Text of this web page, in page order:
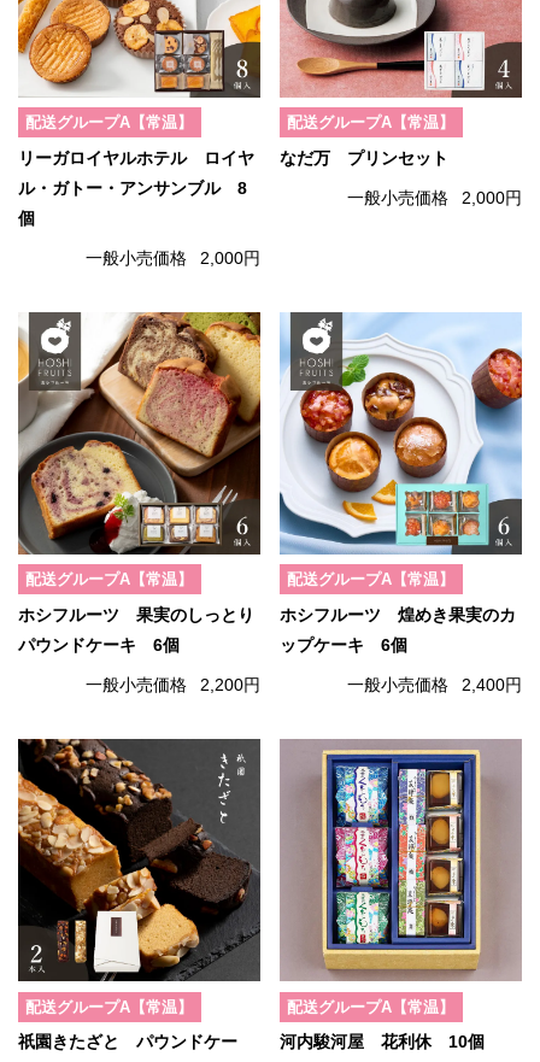
配送グループA【常温】
リーガロイヤルホテル ロイヤ
ル・ガトー・アンサンブル 8
個
一般小売価格 2,000円
配送グループA【常温】
なだ万 プリンセット
一般小売価格 2,000円
配送グループA【常温】
ホシフルーツ 果実のしっとり
パウンドケーキ 6個
一般小売価格 2,200円
配送グループA【常温】
ホシフルーツ 煌めき果実のカ
ップケーキ 6個
一般小売価格 2,400円
配送グループA【常温】
祇園きたざと パウンドケー
配送グループA【常温】
河内駿河屋 花利休 10個